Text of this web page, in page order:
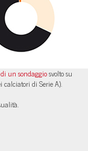
un sondaggiosvolto su
calciatori di Serie A).